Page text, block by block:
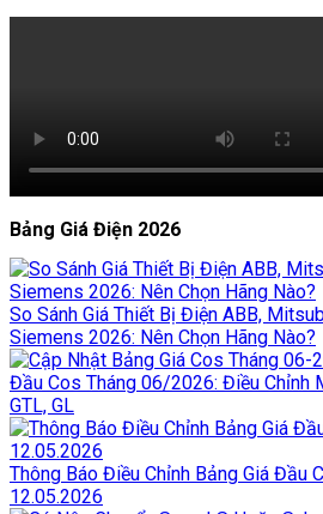
Bảng Giá Điện 2026
So Sánh Giá Thiết Bị Điện ABB,
Siemens 2026: Nên Chọn Hãng Nào?
Đầu Cos Tháng 06/2026: Điều Chỉnh
GTL, GL
Thông Báo Điều Chỉnh Bảng Giá Đầu
12.05.2026